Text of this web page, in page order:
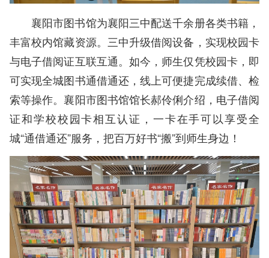
襄阳市图书馆为襄阳三中配送千余册各类书籍，
丰富校内馆藏资源。三中升级借阅设备，实现校园卡
与电子借阅证互联互通。如今，师生仅凭校园卡，即
可实现全城图书通借通还，线上可便捷完成续借、检
索等操作。襄阳市图书馆馆长郝伶俐介绍，电子借阅
证和学校校园卡相互认证，一卡在手可以享受全
城“通借通还”服务，把百万好书“搬”到师生身边！